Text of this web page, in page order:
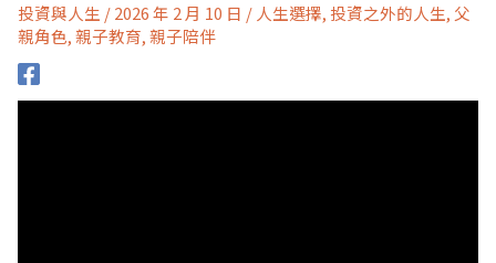
投資與人生 /2026 年 2 月 10 日 / 人生選擇, 投資之外的人生, 父
親角色,親子教育,親子陪伴